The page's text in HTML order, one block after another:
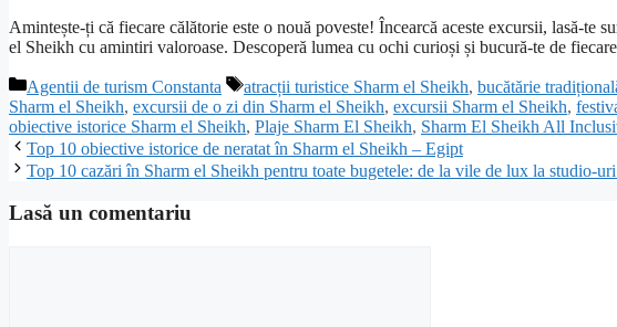
Amintește-ți că fiecare călătorie este o nouă poveste! Încearcă aceste excursii, lasă-te
el Sheikh cu amintiri valoroase. Descoperă lumea cu ochi curioși și bucură-te de
Categorii
Agentii de turism Constanta Etichete
atracții turistice Sharm el Sheikh, bucătărie
Sharm el Sheikh, excursii de o zi din Sharm el Sheikh, excursii Sharm el Sheikh,
obiective istorice Sharm el Sheikh, Plaje Sharm El Sheikh, Sharm El Sheikh All
Top 10 obiective istorice de neratat în Sharm el Sheikh – Egipt
Top 10 cazări în Sharm el Sheikh pentru toate bugetele: de la vile de lux la studio-
Lasă un comentariu